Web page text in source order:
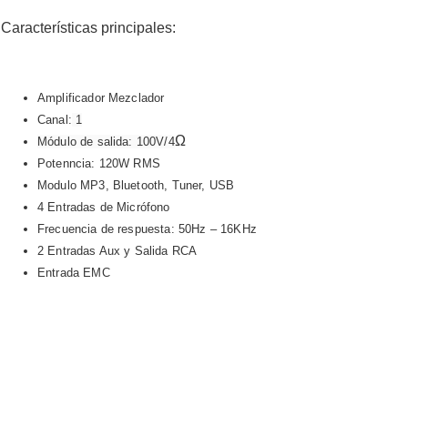
Características principales:
Amplificador Mezclador
Canal: 1
Módulo de salida: 100V/4Ω
Potenncia: 120W RMS
Modulo MP3, Bluetooth, Tuner, USB
4 Entradas de Micrófono
Frecuencia de respuesta: 50Hz – 16KHz
2 Entradas Aux y Salida RCA
Entrada EMC